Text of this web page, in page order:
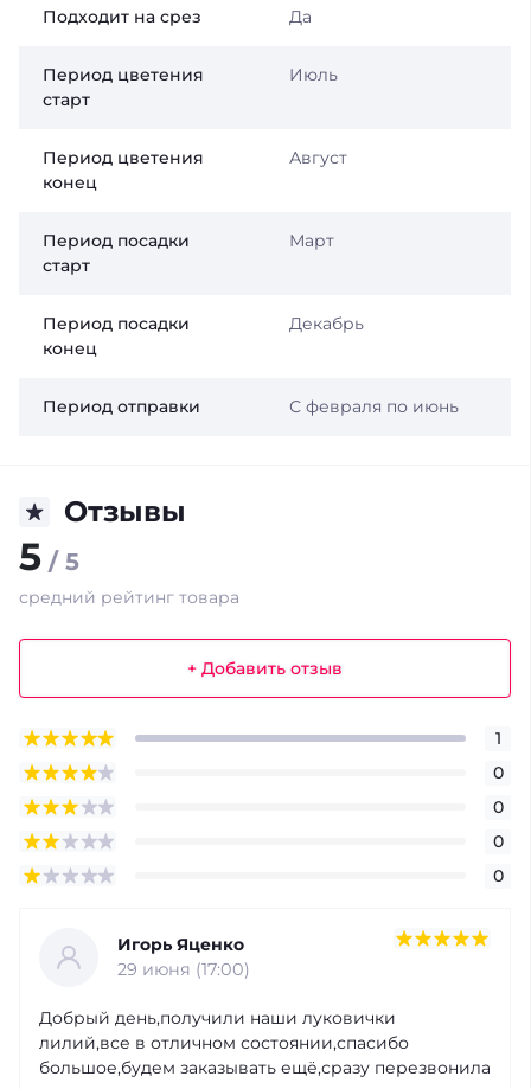
Подходит на срез Да
Период цветения
старт
Июль
Период цветения
конец
Август
Период посадки
старт
Март
Период посадки
конец
Декабрь
Период отправки С февраля по июнь
Отзывы
5 / 5
средний рейтинг товара
+ Добавить отзыв
1
0
0
0
0
Игорь Яценко
29 июня (17:00)
Добрый день,получили наши луковички
лилий,все в отличном состоянии,спасибо
большое,будем заказывать ещё,сразу перезвонила